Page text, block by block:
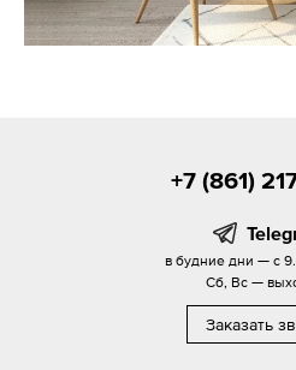
+7 (861)
в будние дни — с
Сб, Вс —
Заказать